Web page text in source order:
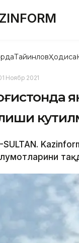
ТайинловҲодиса
Ноябр 2021
SULTAN.